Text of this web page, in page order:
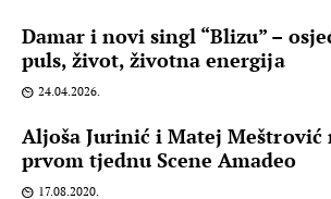
Damar i novi singl “Blizu” –
puls, život, životna energija
24.04.2026.
Aljoša Jurinić i Matej Meštrović
prvom tjednu Scene Amadeo
17.08.2020.